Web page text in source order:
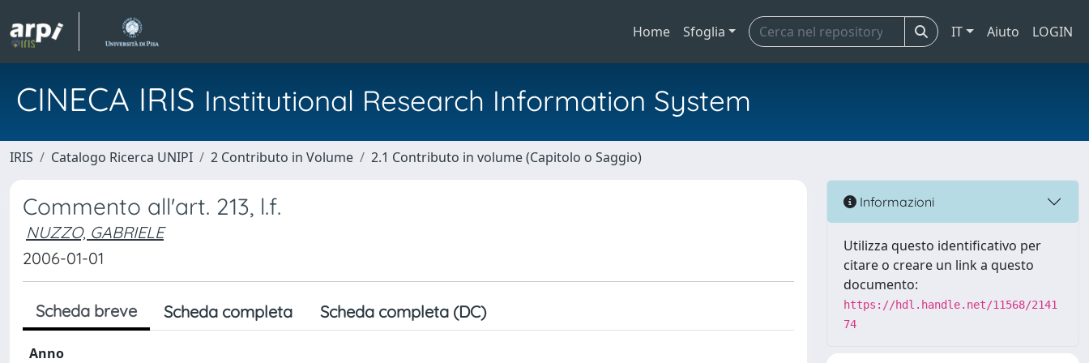
Home Sfoglia IT Aiuto LOGIN
CINECA IRIS Institutional Research Information System
IRIS Catalogo Ricerca UNIPI 2 Contributo in Volume 2.1 Contributo in volume (Capitolo o Saggio)
Commento all'art. 213, l.f.
NUZZO, GABRIELE
2006-01-01
Scheda breve Scheda completa Scheda completa (DC)
Anno
Informazioni
Utilizza questo identificativo per
citare o creare un link a questo
documento:
https://hdl.handle.net/11568/2141
74